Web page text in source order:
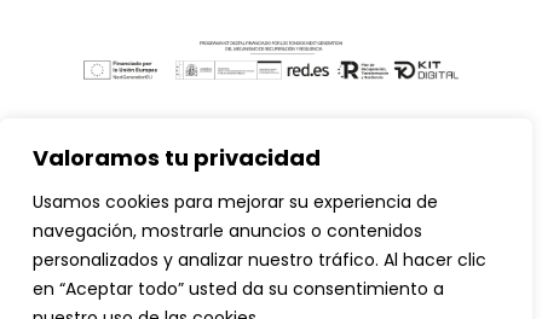
Valoramos tu privacidad
Usamos cookies para mejorar su experiencia de
navegación, mostrarle anuncios o contenidos
personalizados y analizar nuestro tráfico. Al hacer clic
en “Aceptar todo” usted da su consentimiento a